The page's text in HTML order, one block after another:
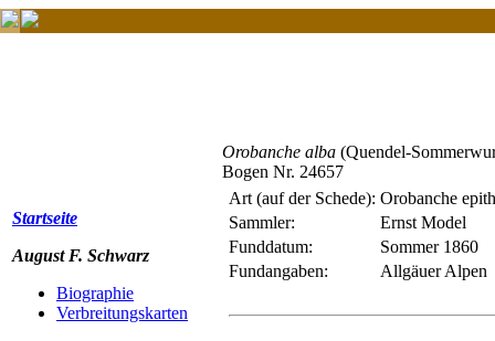
Startseite
August F. Schwarz
Biographie
Verbreitungskarten
Orobanche alba (Quendel-
Bogen Nr. 24657
Art (auf der Schede): Orobanche
Sammler:
Ernst Model
Funddatum:
Sommer 1860
Fundangaben:
Allgäuer Alpen